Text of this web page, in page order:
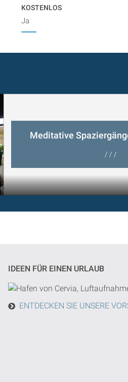
KOSTENLOS
Ja
Meditative
/ / /
IDEEN FÜR EINEN URLAUB
ENTDECKEN SIE UNSERE